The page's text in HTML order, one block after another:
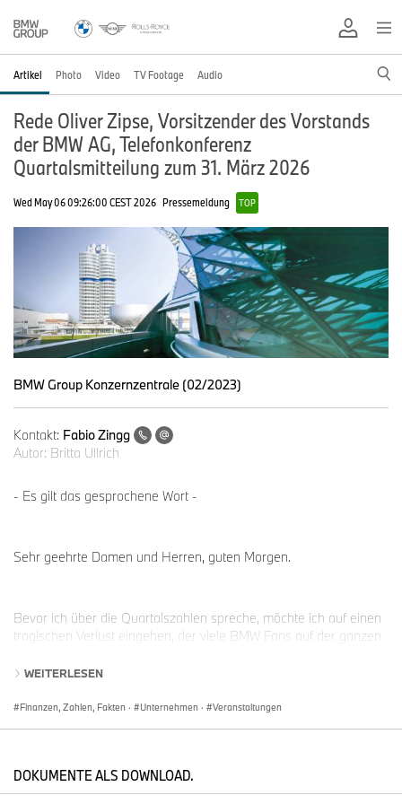
Artikel Photo Video TV Footage Audio
Rede Oliver Zipse, Vorsitzender des Vorstands
der BMW AG, Telefonkonferenz
Quartalsmitteilung zum 31. März 2026
Wed May 06 09:26:00 CEST 2026 Pressemeldung TOP
BMW Group Konzernzentrale (02/2023)
Kontakt: Fabio Zingg
Autor: Britta Ullrich
- Es gilt das gesprochene Wort -
Sehr geehrte Damen und Herren, guten Morgen.
Bevor ich über die Quartalszahlen spreche, möchte ich auf einen
tragischen Verlust eingehen, der viele BMW Fans auf der ganzen
Am 1. Mai ist der Rennfahrer, langjährige BMW Werksfahrer und
Unternehmensbotschafter Alessandro Zanardi unerwartet
WEITERLESEN
Finanzen, Zahlen, Fakten · Unternehmen · Veranstaltungen
DOKUMENTE ALS DOWNLOAD.